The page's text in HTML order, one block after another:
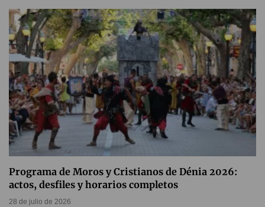
Programa de Moros y Cristianos de Dénia 2026:
actos, desfiles y horarios completos
28 de julio de 2026